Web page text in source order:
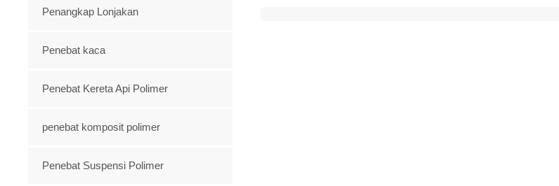
Penangkap Lonjakan
Penebat kaca
Penebat Kereta Api Polimer
penebat komposit polimer
Penebat Suspensi Polimer